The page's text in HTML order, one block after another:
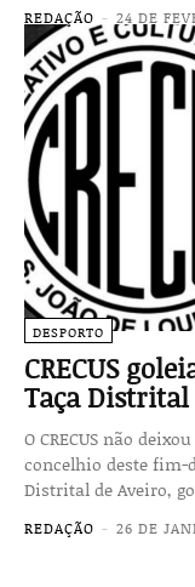
REDAÇÃO - 24 DE
DESPORTO
CRECUS
Taça Distrital
O CRECUS não
concelhio deste fim-
Distrital de Aveiro,
REDAÇÃO - 26 DE